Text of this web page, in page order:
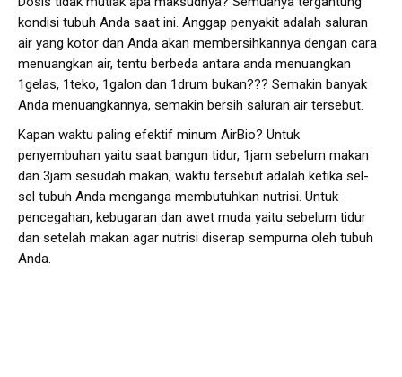
kondisi tubuh Anda saat ini. Anggap penyakit adalah saluran
air yang kotor dan Anda akan membersihkannya dengan cara
menuangkan air, tentu berbeda antara anda menuangkan
1gelas, 1teko, 1galon dan 1drum bukan??? Semakin banyak
Anda menuangkannya, semakin bersih saluran air tersebut.
Kapan waktu paling efektif minum AirBio? Untuk
penyembuhan yaitu saat bangun tidur, 1jam sebelum makan
dan 3jam sesudah makan, waktu tersebut adalah ketika sel-
sel tubuh Anda menganga membutuhkan nutrisi. Untuk
pencegahan, kebugaran dan awet muda yaitu sebelum tidur
dan setelah makan agar nutrisi diserap sempurna oleh tubuh
Anda.